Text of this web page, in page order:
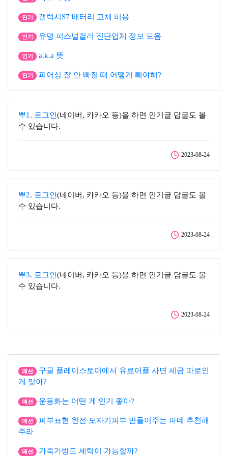
인기 갤럭시S7 배터리 교체 비용
인기 유명 퍼스널컬러 진단업체 정보 모음
인기 a.k.a 뜻
인기 피어싱 잘 안 빠질 때 어떻게 빼야해?
뿌1 . 로그인 (네이버, 카카오 등)을 하면 인기글 답글도 볼
수 있습니다.
2023-08-24
뿌2. 로그인 (네이버, 카카오 등)을 하면 인기글 답글도 볼
수 있습니다.
2023-08-24
뿌3. 로그인 (네이버, 카카오 등)을 하면 인기글 답글도 볼
수 있습니다.
2023-08-24
패션
구글 플레이스토어에서 유료어플 사면 세금 따로인
게 맞아?
패션 운동화는 어떤 게 인기 좋아?
패션
피부표현 완전 도자기피부 만들어주는 파데 추천해
주라
패션 가죽가방도 세탁이 가능할까?